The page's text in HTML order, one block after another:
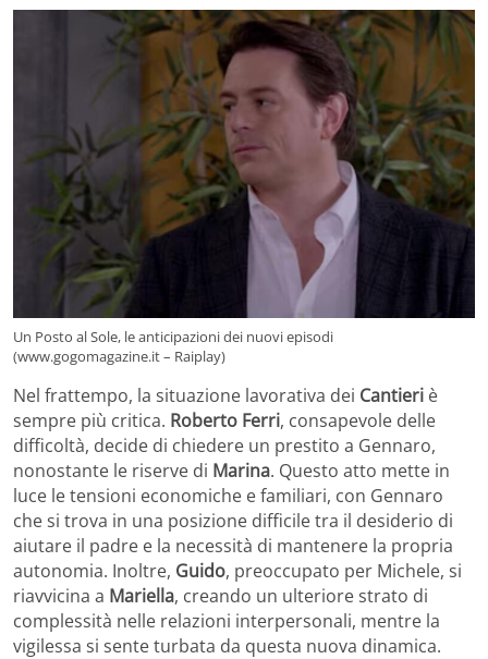
Un Posto al Sole, le anticipazioni dei nuovi episodi
(www.gogomagazine.it – Raiplay)
Nel frattempo, la situazione lavorativa dei Cantieri è
sempre più critica. Roberto Ferri, consapevole delle
difficoltà, decide di chiedere un prestito a Gennaro,
nonostante le riserve di Marina. Questo atto mette in
luce le tensioni economiche e familiari, con Gennaro
che si trova in una posizione difficile tra il desiderio di
aiutare il padre e la necessità di mantenere la propria
autonomia. Inoltre, Guido, preoccupato per Michele, si
riavvicina a Mariella, creando un ulteriore strato di
complessità nelle relazioni interpersonali, mentre la
vigilessa si sente turbata da questa nuova dinamica.